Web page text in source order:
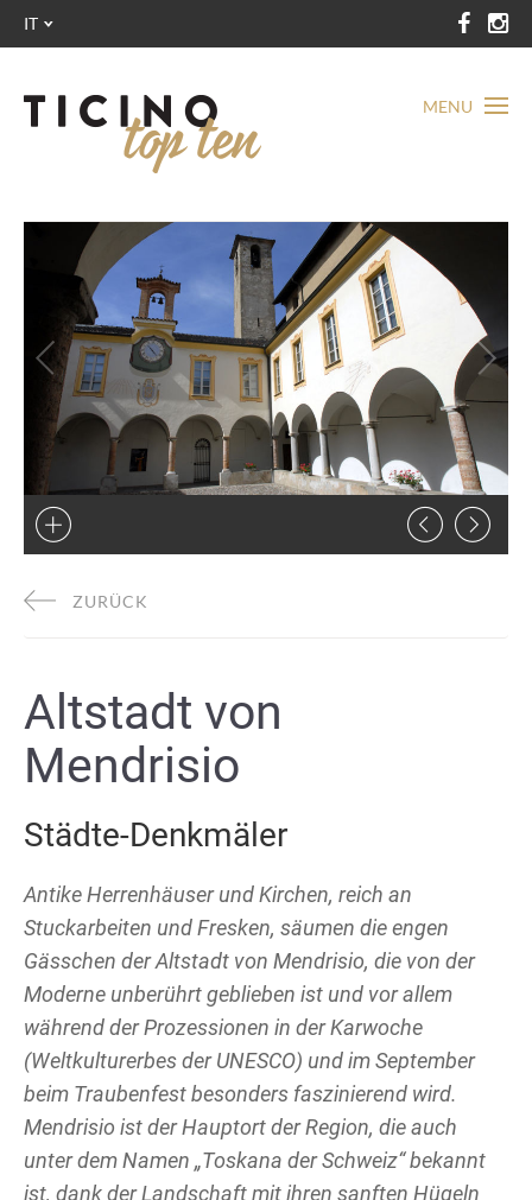
MENU
IT
ZURÜCK
Altstadt von
Mendrisio
Städte-Denkmäler
Antike Herrenhäuser und Kirchen, reich an
Stuckarbeiten und Fresken, säumen die engen
Gässchen der Altstadt von Mendrisio, die von der
Moderne unberührt geblieben ist und vor allem
während der Prozessionen in der Karwoche
(Weltkulturerbes der UNESCO) und im September
beim Traubenfest besonders faszinierend wird.
Mendrisio ist der Hauptort der Region, die auch
unter dem Namen „Toskana der Schweiz“ bekannt
ist, dank der Landschaft mit ihren sanften Hügeln